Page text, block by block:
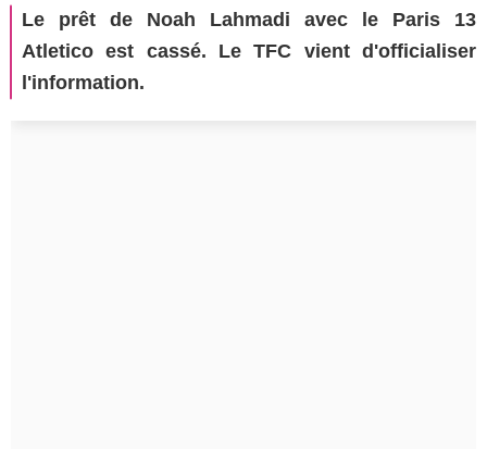
Le prêt de Noah Lahmadi avec le Paris 13
Atletico est cassé. Le TFC vient d'officialiser
l'information.